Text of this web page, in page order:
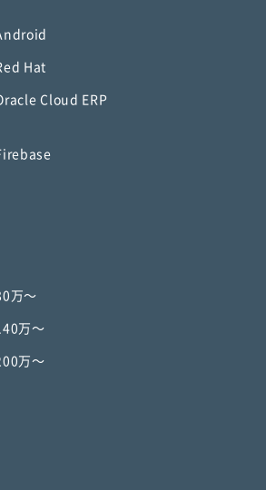
Hat
Cloud ERP
万〜
万〜
万〜